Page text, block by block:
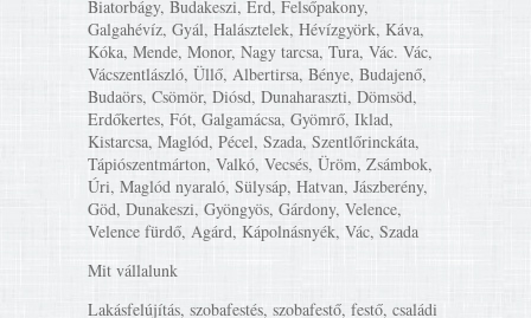
Biatorbágy, Budakeszi, Érd, Felsőpakony,
Galgahévíz, Gyál, Halásztelek, Hévízgyörk, Káva,
Kóka, Mende, Monor, Nagy tarcsa, Tura, Vác. Vác,
Vácszentlászló, Üllő, Albertirsa, Bénye, Budajenő,
Budaörs, Csömör, Diósd, Dunaharaszti, Dömsöd,
Erdőkertes, Fót, Galgamácsa, Gyömrő, Iklad,
Kistarcsa, Maglód, Pécel, Szada, Szentlőrinckáta,
Tápiószentmárton, Valkó, Vecsés, Üröm, Zsámbok,
Úri, Maglód nyaraló, Sülysáp, Hatvan, Jászberény,
Göd, Dunakeszi, Gyöngyös, Gárdony, Velence,
Velence fürdő, Agárd, Kápolnásnyék, Vác, Szada
Mit vállalunk
Lakásfelújítás, szobafestés, szobafestő, festő, családi